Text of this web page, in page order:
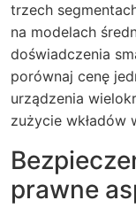
trzech
na modelach
doświadczenia
porównaj cenę
urządzenia
zużycie wkładów
prawne